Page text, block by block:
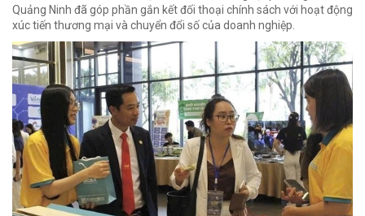
Quảng Ninh đã góp phần gắn kết đối thoại chính sách với hoạt động
xúc tiến thương mại và chuyển đổi số của doanh nghiệp.